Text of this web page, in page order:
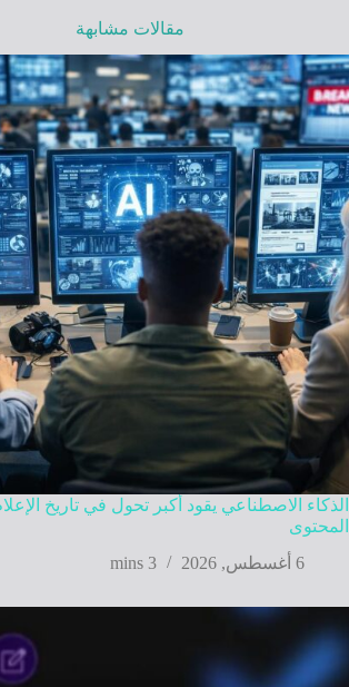
مقالات مشابهة
الذكاء الاصطناعي يقود أكبر تحول في تاريخ
المحتوى
6 أغسطس, 2026
3 mins